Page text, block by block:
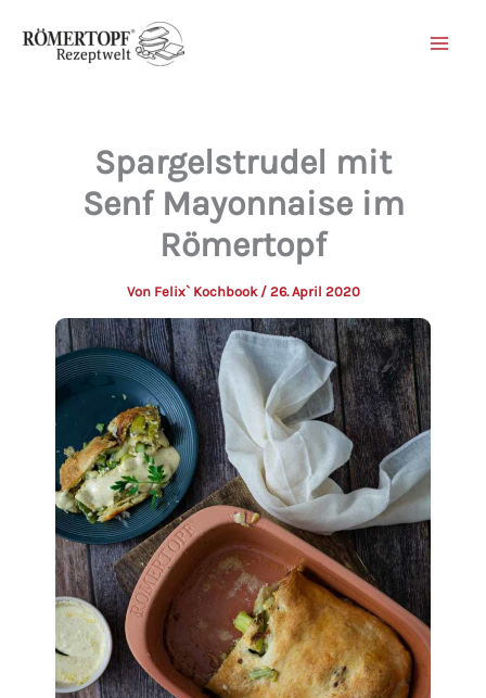
Inhalt
Spargelstrudel mit
Senf Mayonnaise im
Römertopf
Von Felix` Kochbook / 26. April 2020